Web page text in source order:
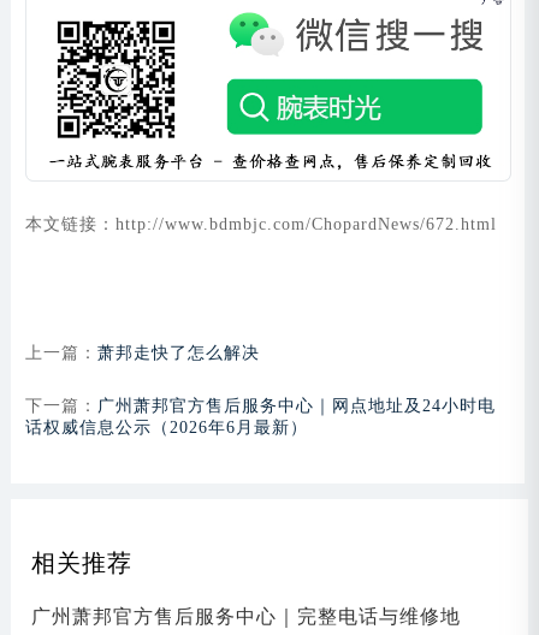
本文链接：http://www.bdmbjc.com/ChopardNews/672.html
上一篇： 萧邦走快了怎么解决
下一篇： 广州萧邦官方售后服务中心｜网点地址及24小时电
话权威信息公示（2026年6月最新）
相关推荐
广州萧邦官方售后服务中心｜完整电话与维修地